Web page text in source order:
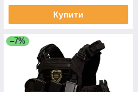
Купити
–7%